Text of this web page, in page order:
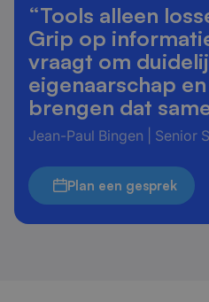
“Tools alleen
Grip op
vraagt om
eigenaarschap
brengen dat
Jean-Paul Bingen | Senior
Plan een gesprek